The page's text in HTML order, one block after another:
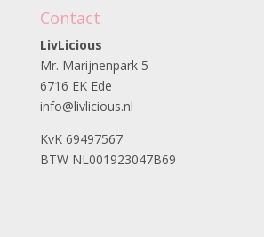
Contact
LivLicious
Mr. Marijnenpark 5
6716 EK Ede
info@livlicious.nl
KvK 69497567
BTW NL001923047B69